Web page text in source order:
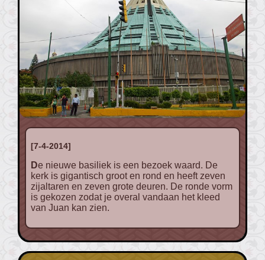
[7-4-2014]
De nieuwe basiliek is een bezoek waard. De
kerk is gigantisch groot en rond en heeft zeven
zijaltaren en zeven grote deuren. De ronde vorm
is gekozen zodat je overal vandaan het kleed
van Juan kan zien.